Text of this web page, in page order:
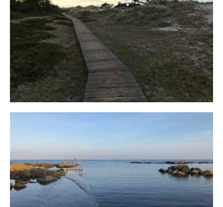
Fischland
12. FEBRUAR 2019
Bornholm
29. OKTOBER 2018